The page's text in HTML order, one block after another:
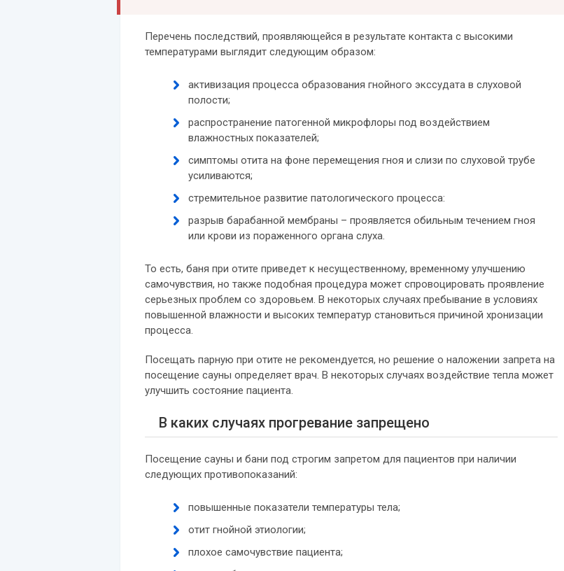
Перечень последствий, проявляющейся в результате контакта с высокими
температурами выглядит следующим образом:
активизация процесса образования гнойного экссудата в слуховой
полости;
распространение патогенной микрофлоры под воздействием
влажностных показателей;
симптомы отита на фоне перемещения гноя и слизи по слуховой трубе
усиливаются;
стремительное развитие патологического процесса:
разрыв барабанной мембраны – проявляется обильным течением гноя
или крови из пораженного органа слуха.
То есть, баня при отите приведет к несущественному, временному улучшению
самочувствия, но также подобная процедура может спровоцировать проявление
серьезных проблем со здоровьем. В некоторых случаях пребывание в условиях
повышенной влажности и высоких температур становиться причиной хронизации
процесса.
Посещать парную при отите не рекомендуется, но решение о наложении запрета на
посещение сауны определяет врач. В некоторых случаях воздействие тепла может
улучшить состояние пациента.
В каких случаях прогревание запрещено
Посещение сауны и бани под строгим запретом для пациентов при наличии
следующих противопоказаний:
повышенные показатели температуры тела;
отит гнойной этиологии;
плохое самочувствие пациента;